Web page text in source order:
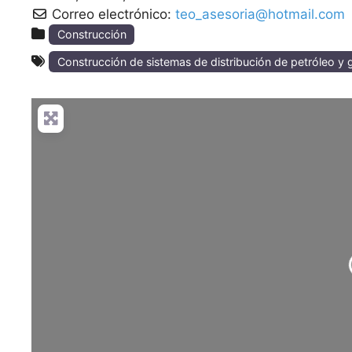
Correo electrónico:teo_asesoria@hotmail.com
Construcción
Construcción de sistemas de distribución de petróleo y